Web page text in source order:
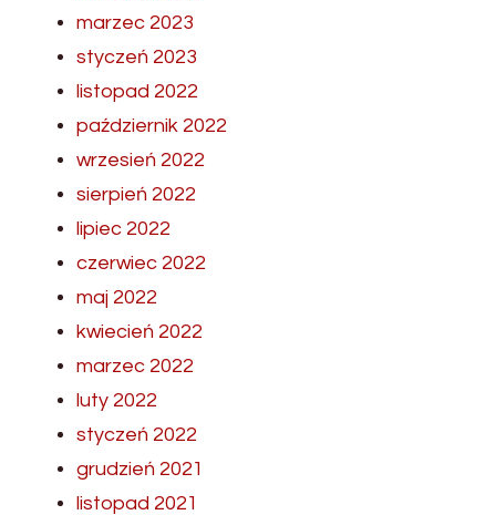
marzec 2023
styczeń 2023
listopad 2022
październik 2022
wrzesień 2022
sierpień 2022
lipiec 2022
czerwiec 2022
maj 2022
kwiecień 2022
marzec 2022
luty 2022
styczeń 2022
grudzień 2021
listopad 2021